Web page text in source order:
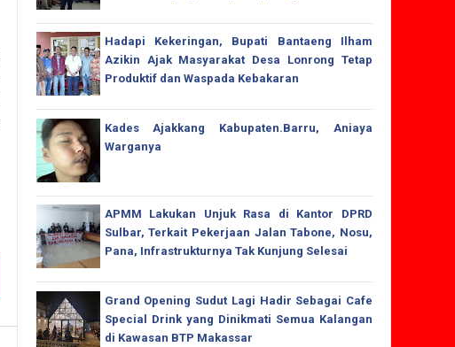
Hadapi Kekeringan, Bupati Bantaeng Ilham
Azikin Ajak Masyarakat Desa Lonrong Tetap
Produktif dan Waspada Kebakaran
Kades Ajakkang Kabupaten.Barru, Aniaya
Warganya
APMM Lakukan Unjuk Rasa di Kantor DPRD
Sulbar, Terkait Pekerjaan Jalan Tabone, Nosu,
Pana, Infrastrukturnya Tak Kunjung Selesai
Grand Opening Sudut Lagi Hadir Sebagai Cafe
Special Drink yang Dinikmati Semua Kalangan
di Kawasan BTP Makassar